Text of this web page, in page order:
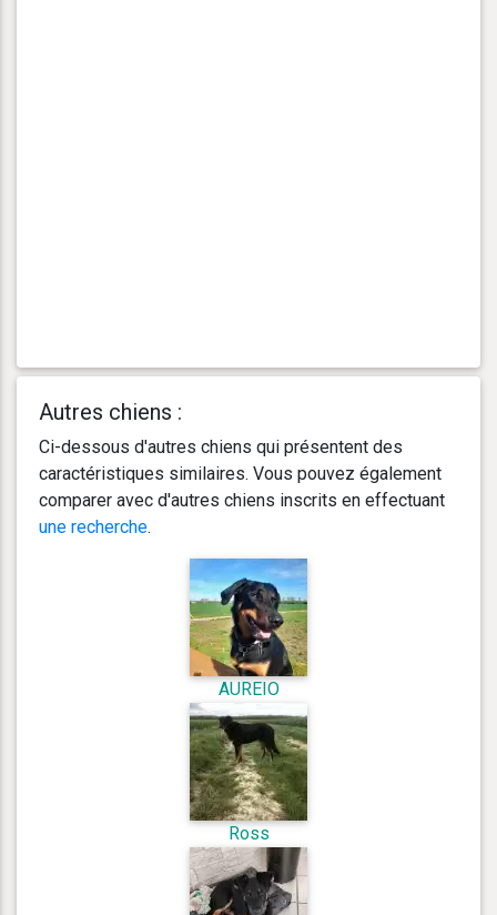
Autres chiens :
Ci-dessous d'autres chiens qui présentent des
caractéristiques similaires. Vous pouvez également
comparer avec d'autres chiens inscrits en effectuant
une recherche.
AUREIO
Ross